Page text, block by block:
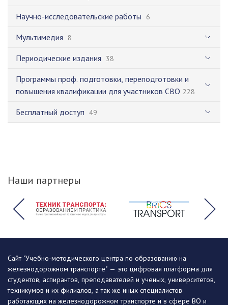
Научно-исследовательские работы 6
Мультимедия 8
Периодические издания 38
Программы проф. подготовки, переподготовки и
повышения квалификации для участников СВО 228
Бесплатный доступ 49
Наши партнеры
Сайт "Учебно-методического центра по образованию на
железнодорожном транспорте" — это цифровая платформа для
студентов, аспирантов, преподавателей и ученых, университетов,
техникумов и их филиалов, а так же иных специалистов
работающих на железнодорожном транспорте и в сфере ВО и